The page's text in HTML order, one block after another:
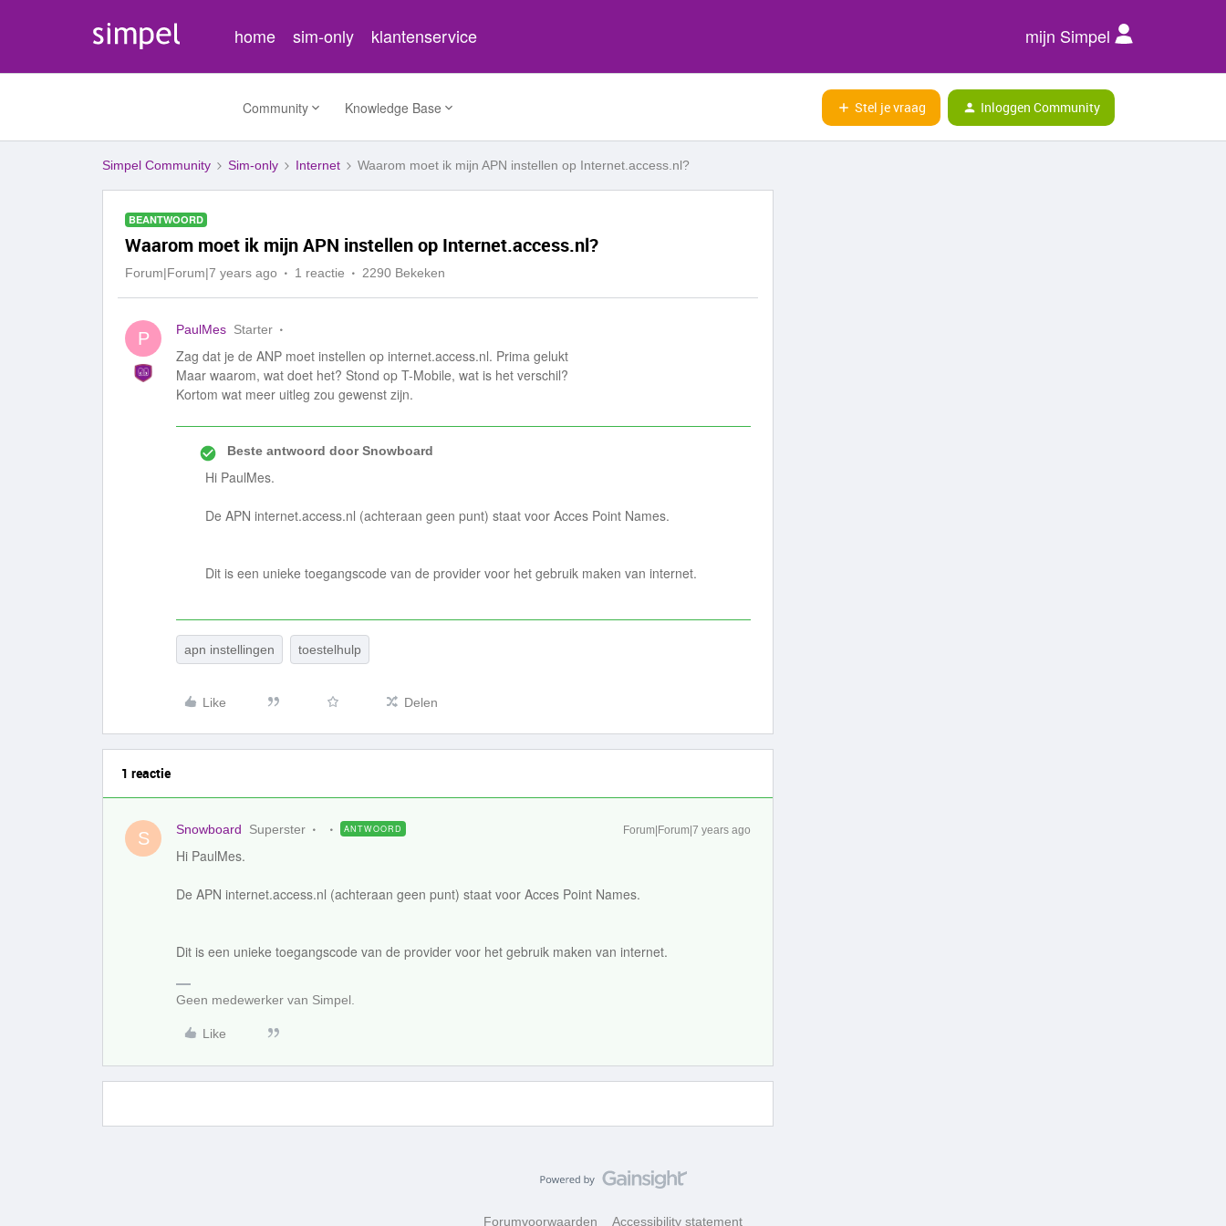
home sim-only klantenservice mijn Simpel
Community Knowledge Base Stel je vraag Inloggen Community
Simpel Community Sim-only Internet Waarom moet ik mijn APN instellen op Internet.access.nl?
BEANTWOORD
Waarom moet ik mijn APN instellen op Internet.access.nl?
Forum|Forum|7 years ago 1 reactie 2290 Bekeken
P PaulMes Starter
Zag dat je de ANP moet instellen op internet.access.nl. Prima gelukt
Maar waarom, wat doet het? Stond op T-Mobile, wat is het verschil?
Kortom wat meer uitleg zou gewenst zijn.
Beste antwoord doorSnowboard
Hi PaulMes.
De APN internet.access.nl (achteraan geen punt) staat voor Acces Point Names.
Dit is een unieke toegangscode van de provider voor het gebruik maken van internet.
apn instellingen toestelhulp
Like Delen
1 reactie
S Snowboard Superster ANTWOORD Forum|Forum|7 years ago
Hi PaulMes.
De APN internet.access.nl (achteraan geen punt) staat voor Acces Point Names.
Dit is een unieke toegangscode van de provider voor het gebruik maken van internet.
Geen medewerker van Simpel.
Like
Forumvoorwaarden Accessibility statement